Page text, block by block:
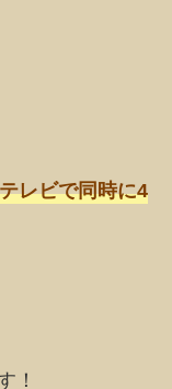
レビで同時に4
！